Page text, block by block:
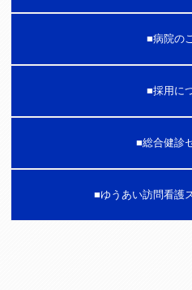
病院の
採用に
総合健診
ゆうあい訪問看護